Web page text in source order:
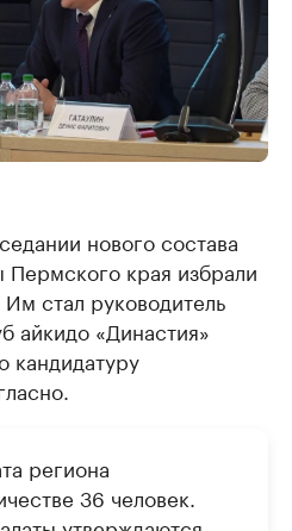
нового состава
края избрали
стал руководитель
айкидо «Династия»
кандидатуру
региона
36 человек.